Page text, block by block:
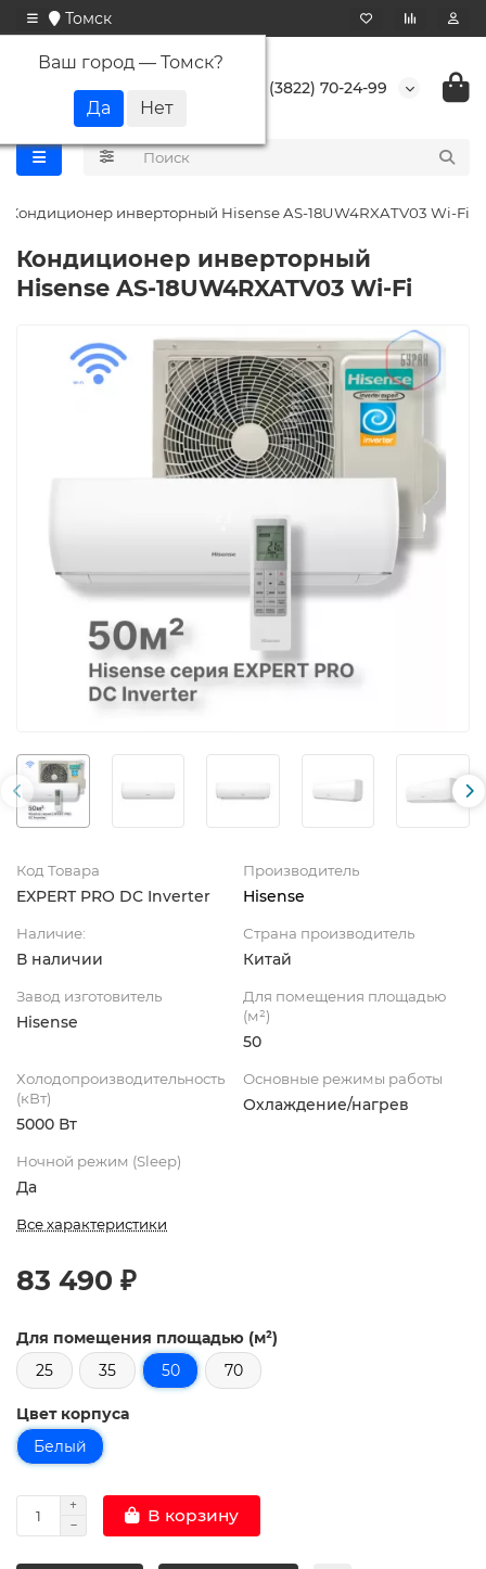
Томск
Ваш город — Томск?
+7 (3822) 70-24-99
Кондиционер инверторный Hisense AS-18UW4RXATV03 Wi-Fi
Кондиционер инверторный
Hisense AS-18UW4RXATV03 Wi-Fi
Код Товара
EXPERT PRO DC Inverter
Производитель
Hisense
Наличие:
В наличии
Страна производитель
Китай
Завод изготовитель
Hisense
Для помещения площадью
(м²)
50
Холодопроизводительность
(кВт)
5000 Вт
Основные режимы работы
Охлаждение/нагрев
Ночной режим (Sleep)
Да
Все характеристики
83 490 ₽
Для помещения площадью (м²)
25
35 50 70
Цвет корпуса
Белый
В корзину